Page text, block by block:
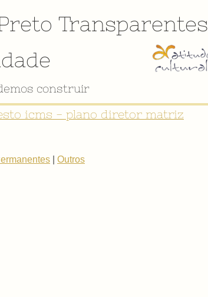
Transparentes
construir
icms - plano diretor matriz
Outros